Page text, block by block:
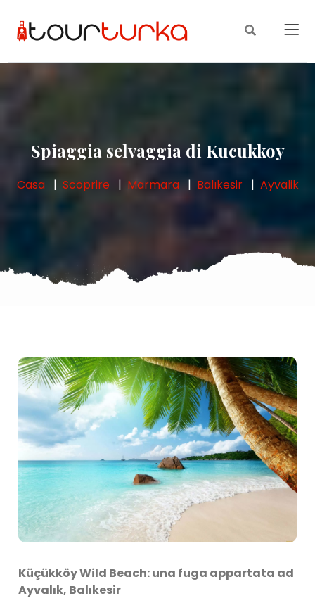
Spiaggia selvaggia di Kucukkoy
Casa Scoprire Marmara Balıkesir Ayvalik
Küçükköy Wild Beach: una fuga appartata ad
Ayvalık, Balıkesir